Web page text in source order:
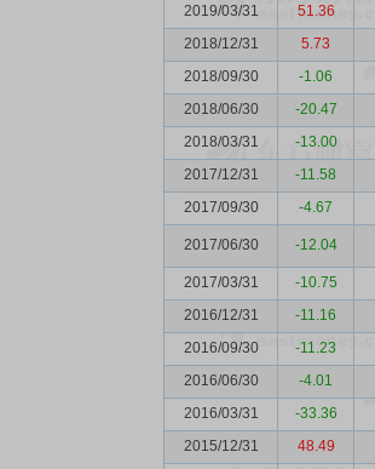
2019/03/31
51.36
2018/12/31
5.73
2018/09/30
-1.06
2018/06/30
-20.47
2018/03/31
-13.00
2017/12/31
-11.58
2017/09/30
-4.67
2017/06/30 -12.04
2017/03/31 -10.75
2016/12/31
-11.16
2016/09/30
-11.23
2016/06/30
-4.01
2016/03/31
-33.36
2015/12/31
48.49